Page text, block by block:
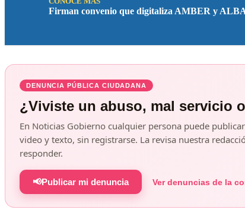
Firman convenio que digitaliza AMBER y
DENUNCIA PÚBLICA CIUDADANA
¿Viviste un abuso, mal servicio
En Noticias Gobierno cualquier persona puede
video y texto, sin registrarse. La revisa nuestra
responder.
📢Publicar mi denuncia Ver denuncias de la